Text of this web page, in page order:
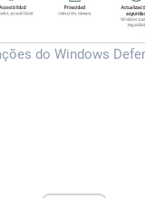
do Windows